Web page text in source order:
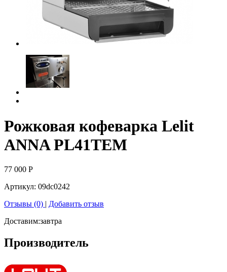
Рожковая кофеварка Lelit
ANNA PL41TEM
77 000 Р
Артикул: 09dc0242
Отзывы (0) | Добавить отзыв
Доставим:завтра
Производитель